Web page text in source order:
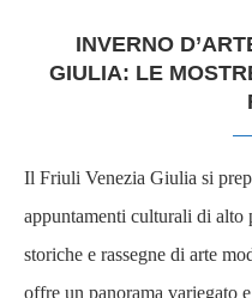
INVERNO
GIULIA: LE
Il Friuli Venezia Giulia si
appuntamenti culturali di
storiche e rassegne di arte
offre un panorama variegato